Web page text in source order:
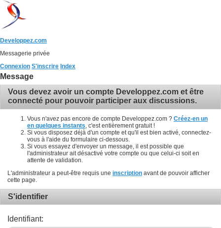
Developpez.com
Messagerie privée
Connexion S'inscrire Index
Message
Vous devez avoir un compte Developpez.com et être
connecté pour pouvoir participer aux discussions.
Vous n'avez pas encore de compte Developpez.com ? Créez-en un
en quelques instants , c'est entièrement gratuit !
Si vous disposez déjà d'un compte et qu'il est bien activé, connectez-
vous à l'aide du formulaire ci-dessous.
Si vous essayez d'envoyer un message, il est possible que
l'administrateur ait désactivé votre compte ou que celui-ci soit en
attente de validation.
L'administrateur a peut-être requis une inscription avant de pouvoir afficher
cette page.
S'identifier
Identifiant: